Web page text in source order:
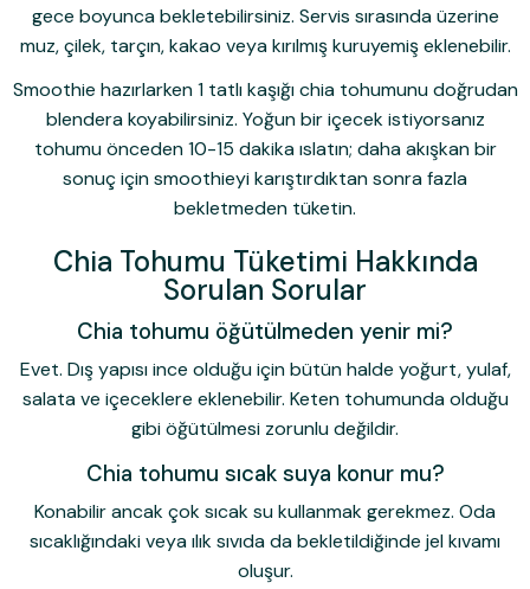
gece boyunca bekletebilirsiniz. Servis sırasında üzerine
muz, çilek, tarçın, kakao veya kırılmış kuruyemiş eklenebilir.
Smoothie hazırlarken 1 tatlı kaşığı chia tohumunu doğrudan
blendera koyabilirsiniz. Yoğun bir içecek istiyorsanız
tohumu önceden 10-15 dakika ıslatın; daha akışkan bir
sonuç için smoothieyi karıştırdıktan sonra fazla
bekletmeden tüketin.
Chia Tohumu Tüketimi Hakkında
Sorulan Sorular
Chia tohumu öğütülmeden yenir mi?
Evet. Dış yapısı ince olduğu için bütün halde yoğurt, yulaf,
salata ve içeceklere eklenebilir. Keten tohumunda olduğu
gibi öğütülmesi zorunlu değildir.
Chia tohumu sıcak suya konur mu?
Konabilir ancak çok sıcak su kullanmak gerekmez. Oda
sıcaklığındaki veya ılık sıvıda da bekletildiğinde jel kıvamı
oluşur.